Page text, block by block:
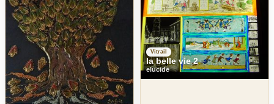
Vitrail
la belle vie 2
elucide